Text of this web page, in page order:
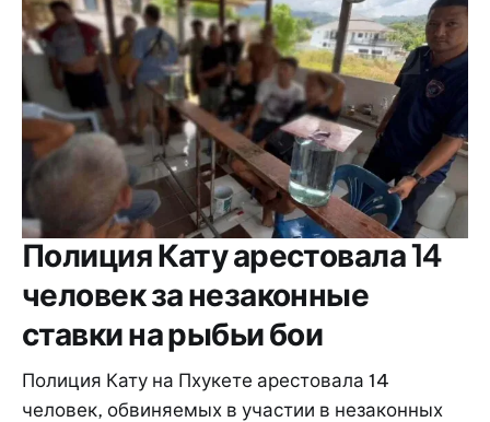
Полиция Кату арестовала 14
человек за незаконные
ставки на рыбьи бои
Полиция Кату на Пхукете арестовала 14
человек, обвиняемых в участии в незаконных